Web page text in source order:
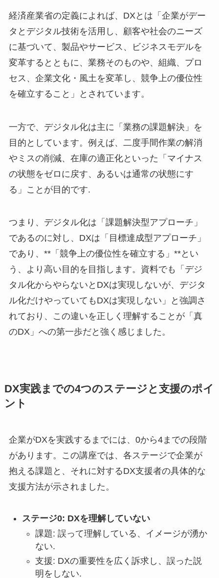
経済産業省の定義によれば、DXとは「企業がデー
タとデジタル技術を活用し、顧客や社会のニーズ
に基づいて、製品やサービス、ビジネスモデルを
変革するとともに、業務そのものや、組織、プロ
セス、企業文化・風土を変革し、競争上の優位性
を確立すること」とされています。
一方で、デジタル化は主に「業務の課題解決」を
目的としています。例えば、二度手間作業の解消
やミスの削減、在庫の適正化といった「マイナス
の状態をゼロに戻す、あるいは通常の状態にす
る」ことが目的です.
つまり、デジタル化は「課題解決型アプローチ」
であるのに対し、DXは「目標達成型アプローチ」
であり、**「競争上の優位性を確立する」**とい
う、より高い目的を目指します。資料でも「デジ
タル化からやらないとDXは実現しないが、デジタ
ル化だけやっていてもDXは実現しない」と強調さ
れており、この違いを正しく理解することが「真
のDX」への第一歩だと強く感じました。
DX実践までの4つのステージと支援のポイ
ント
企業がDXを実践するまでには、0から4までの段階
があります。この講座では、各ステージで企業が
抱える課題と、それに対するDX支援者の具体的な
支援方法が示されました。
ステージ0: DXを理解していない
課題: 誤って理解している、イメージが湧か
ない.
支援: DXの重要性を広く訴求し、誤った説
明をしない.